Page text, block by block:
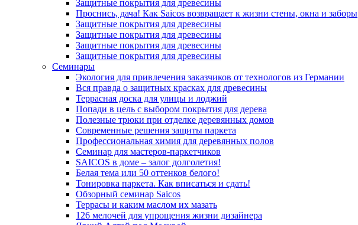
Защитные покрытия для древесины
Проснись, дача! Как Saicos возвращает к жизни стены, окна и заборы
Защитные покрытия для древесины
Защитные покрытия для древесины
Защитные покрытия для древесины
Защитные покрытия для древесины
Семинары
Экология для привлечения заказчиков от технологов из Германии
Вся правда о защитных красках для древесины
Террасная доска для улицы и лоджий
Попади в цель с выбором покрытия для дерева
Полезные трюки при отделке деревянных домов
Современные решения защиты паркета
Профессиональная химия для деревянных полов
Семинар для мастеров-паркетчиков
SAICOS в доме – залог долголетия!
Белая тема или 50 оттенков белого!
Тонировка паркета. Как вписаться и сдать!
Обзорный семинар Saicos
Террасы и каким маслом их мазать
126 мелочей для упрощения жизни дизайнера